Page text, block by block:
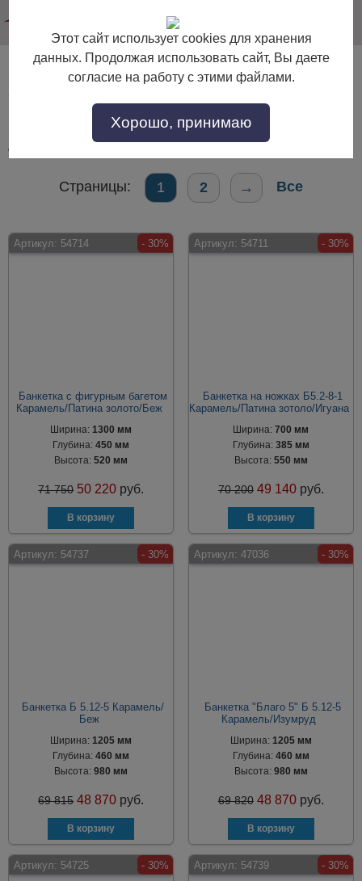
Банкетки для обуви в прихожую из ЛДСП и
Банкетки для обуви в прихожую из ЛДСП и МДФ по выгодной цене.
области.
Страницы: 1 2 → Все
Артикул: 54714 - 30%
Банкетка с фигурным багетом
Карамель/Патина золото/Беж
Ширина:1300 мм
Глубина:450 мм
Высота:520 мм
71 750 50 220 руб.
Артикул: 54711 - 30%
Банкетка на ножках Б5.2-8-1
Карамель/Патина зотоло/Игуана
Ширина:700 мм
Глубина: 385 мм
Высота: 550 мм
70 200 49 140 руб.
Артикул: 54737 - 30%
Банкетка Б 5.12-5 Карамель/
Беж
Ширина:1205 мм
Глубина:460 мм
Высота:980 мм
69 815 48 870 руб.
Артикул: 47036 - 30%
Банкетка "Благо 5" Б 5.12-5
Карамель/Изумруд
Ширина: 1205 мм
Глубина: 460 мм
Высота: 980 мм
69 820 48 870 руб.
Артикул: 54725 - 30% Артикул: 54739 - 30%
Этот сайт использует cookies для хранения
данных. Продолжая использовать сайт, Вы даете
согласие на работу с этими файлами.
Хорошо, принимаю